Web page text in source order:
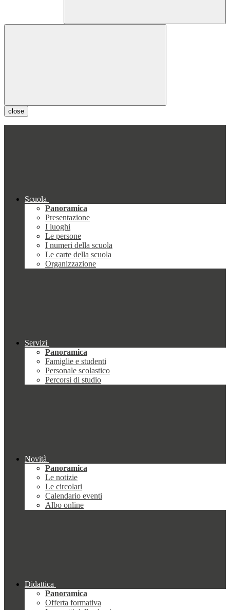
close
Scuola
Panoramica
Presentazione
I luoghi
Le persone
I numeri della scuola
Le carte della scuola
Organizzazione
Servizi
Panoramica
Famiglie e studenti
Personale scolastico
Percorsi di studio
Novità
Panoramica
Le notizie
Le circolari
Calendario eventi
Albo online
Didattica
Panoramica
Offerta formativa